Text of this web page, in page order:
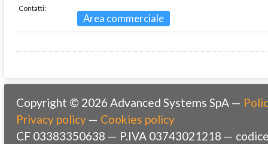
Contatti:
Area commerciale
Copyright © 2026 Advanced Systems SpA —
Privacy policy — Cookies policy
CF 03383350638 — P.IVA 03743021218 —